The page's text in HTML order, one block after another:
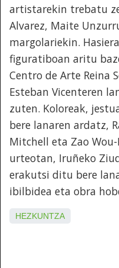
artistarekin trebatu
Alvarez, Maite
margolariekin.
figuratiboan aritu
Centro de Arte Reina
Esteban Vicenteren
zuten. Koloreak,
bere lanaren ardatz,
Mitchell eta Zao
urteotan, Iruñeko
erakutsi ditu bere
ibilbidea eta obra
HEZKUNTZA